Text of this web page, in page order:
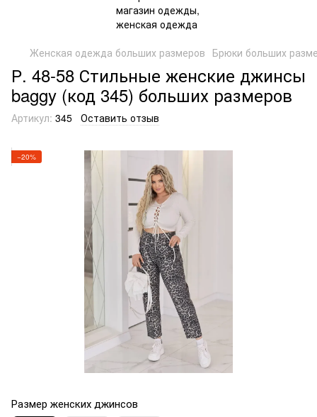
Женская одежда больших размеров Брюки больших
Р. 48-58 Стильные женские джинсы
baggy (код 345) больших размеров
Артикул: 345 Оставить отзыв
−20%
Размер женских джинсов